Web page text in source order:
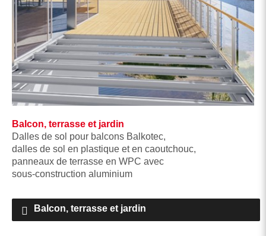
Balcon, terrasse et jardin
Dalles de sol pour balcons Balkotec,
dalles de sol en plastique et en caoutchouc,
panneaux de terrasse en WPC avec
sous-construction aluminium
Balcon, terrasse et jardin